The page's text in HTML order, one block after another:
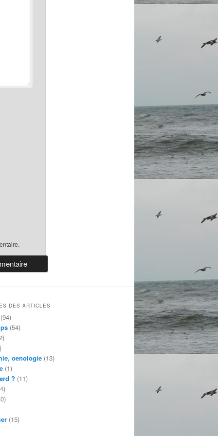
DES ARTICLES
(54)
oenologie(13)
(1)
? (11)
(15)